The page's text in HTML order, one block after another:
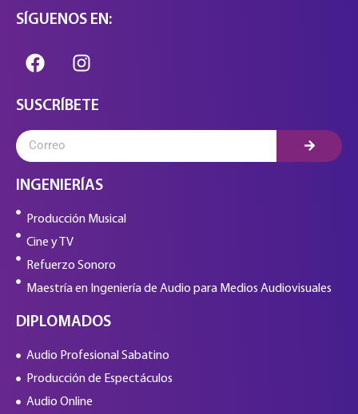
SÍGUENOS EN:
SUSCRÍBETE
INGENIERÍAS
Producción Musical
Cine y TV
Refuerzo Sonoro
Maestría en Ingeniería de Audio para Medios Audiovisuales
DIPLOMADOS
Audio Profesional Sabatino
Producción de Espectáculos
Audio Online